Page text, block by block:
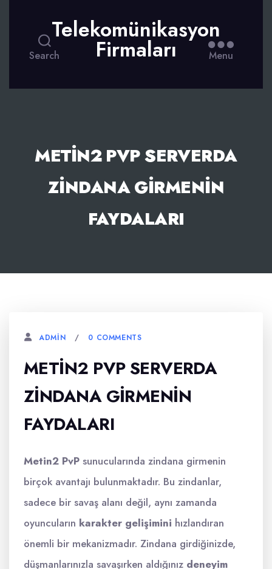
Search
Telekomünikasyon
Firmaları Menu
METIN2 PVP SERVERDA
ZINDANA GIRMENIN
FAYDALARI
ADMIN 0 COMMENTS
METIN2 PVP SERVERDA
ZINDANA GIRMENIN
FAYDALARI
Metin2 PvP sunucularında zindana girmenin
birçok avantajı bulunmaktadır. Bu zindanlar,
sadece bir savaş alanı değil, aynı zamanda
oyuncuların karakter gelişimini hızlandıran
önemli bir mekanizmadır. Zindana girdiğinizde,
düşmanlarınızla savaşırken aldığınız deneyim